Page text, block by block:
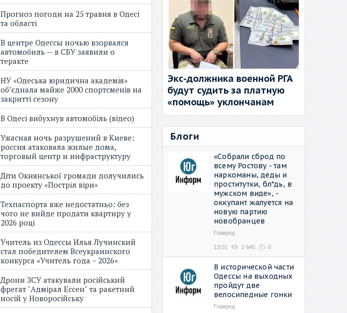
Прогноз погоди на 25 травня в Одесі
та області
В центре Одессы ночью взорвался
автомобиль — в СБУ заявили о
теракте
НУ «Одеська юридична академія»
об’єднала майже 2000 спортсменів на
закритті сезону
В Одесі вибухнув автомобіль (відео)
Ужасная ночь разрушений в Киеве:
россия атаковала жилые дома,
торговый центр и инфраструктуру
Діти Окнянської громади долучились
до проекту «Постріл віри»
Техпаспорта вже недостатньо: без
чого не вийде продати квартиру у
2026 році
Учитель из Одессы Илья Лучинский
стал победителем Всеукраинского
конкурса «Учитель года – 2026»
Дрони ЗСУ атакували російський
фрегат "Адмірал Ессен" та ракетний
носій у Новоросійську
Экс-должника военной РГА
будут судить за платную
«помощь» уклончанам
Блоги
«Собрали сброд по
всему Ростову - там
наркоманы, деды и
проститутки, бл*дь, в
мужском виде», -
оккупант жалуется на
новую партию
новобранцев
Главред
13:01 2 645 0
В исторической части
Одессы на выходных
пройдут две
велосипедные гонки
Главред